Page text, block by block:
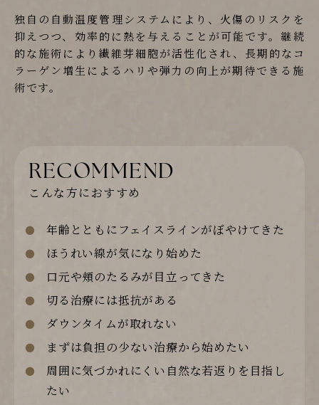
独自の自動温度管理システムにより、火傷のリスクを
抑えつつ、効率的に熱を与えることが可能です。継続
的な施術により繊維芽細胞が活性化され、長期的なコ
ラーゲン増生によるハリや弾力の向上が期待できる施
術です。
RECOMMEND
こんな方におすすめ
年齢とともにフェイスラインがぼやけてきた
ほうれい線が気になり始めた
口元や頬のたるみが目立ってきた
切る治療には抵抗がある
ダウンタイムが取れない
まずは負担の少ない治療から始めたい
周囲に気づかれにくい自然な若返りを目指し
たい